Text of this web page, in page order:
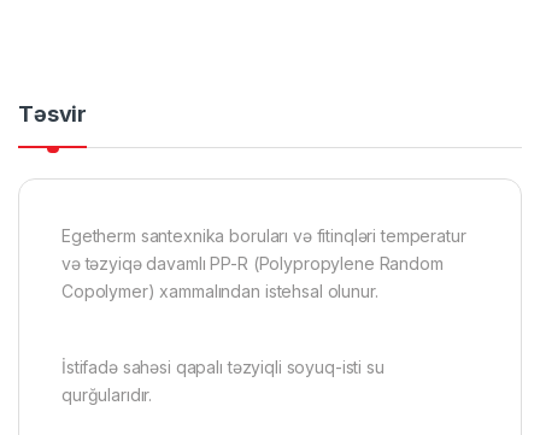
Təsvir
Egetherm santexnika boruları və fitinqləri temperatur
və təzyiqə davamlı PP-R (Polypropylene Random
Copolymer) xammalından istehsal olunur.
İstifadə sahəsi qapalı təzyiqli soyuq-isti su
qurğularıdır.